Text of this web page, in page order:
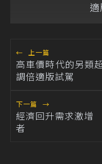
← 上一篇
高車價時代的另類
調倍適版試駕
下一篇 →
經濟回升需求激增
者